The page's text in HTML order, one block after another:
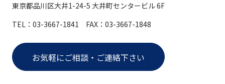
東京都品川区大井1-24-5 大井町センタービル 6F
TEL：03-3667-1841 FAX：03-3667-1848
お気軽にご相談・ご連絡下さい